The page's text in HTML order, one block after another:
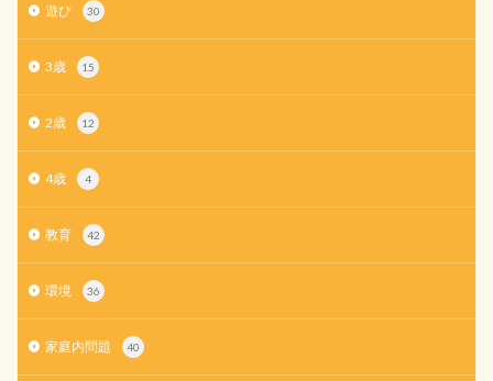
遊び 30
3歳 15
2歳 12
4歳 4
教育 42
環境 36
家庭内問題 40